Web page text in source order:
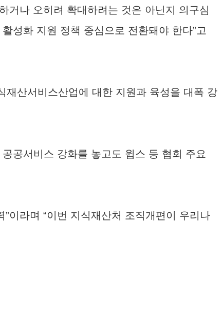
거나 오히려 확대하려는 것은 아닌지 의구심
성화 지원 정책 중심으로 전환돼야 한다”고
재산서비스산업에 대한 지원과 육성을 대폭 강
공서비스 강화를 놓고도 윕스 등 협회 주요
이라며 “이번 지식재산처 조직개편이 우리나